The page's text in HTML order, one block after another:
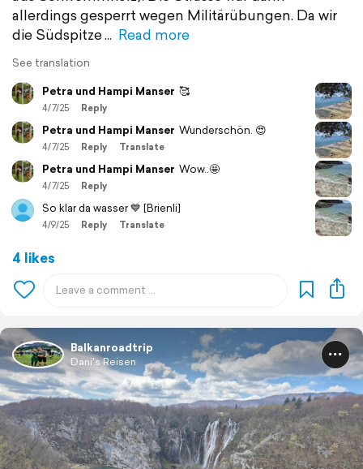
allerdings gesperrt wegen Militärübungen. Da wir
die Südspitze
Read more
See translation
Petra und Hampi Manser 🥰
4/7/25 Reply
Petra und Hampi Manser Wunderschön. 😍
4/7/25 Reply Translate
Petra und Hampi Manser Wow..🤩
4/7/25 Reply
So klar da wasser 💙 [Brienli]
4/9/25 Reply Translate
4 likes
Balkanroadtrip
Dani's Reisen